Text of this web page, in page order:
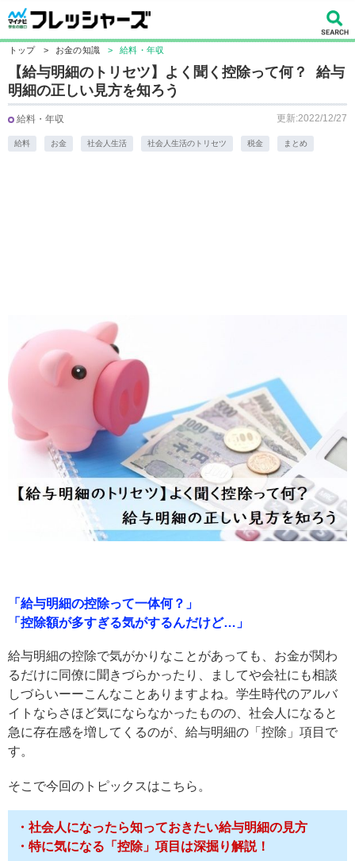
トップ > お金の知識 > 給料・年収
【給与明細のトリセツ】よく聞く控除って何？ 給与
明細の正しい見方を知ろう
給料・年収 更新:2022/12/27
給料 お金 社会人生活 社会人生活のトリセツ 税金 まとめ
「給与明細の控除って一体何？」
「控除額が多すぎる気がするんだけど…」
給与明細の控除で気がかりなことがあっても、お金が関わ
るだけに同僚に聞きづらかったり、ましてや会社にも相談
しづらいーーこんなことありますよね。学生時代のアルバ
イトならさほど気にならなかったものの、社会人になると
急に存在感を増してくるのが、給与明細の「控除」項目で
す。
そこで今回のトピックスはこちら。
・社会人になったら知っておきたい給与明細の見方
・特に気になる「控除」項目は深掘り解説！